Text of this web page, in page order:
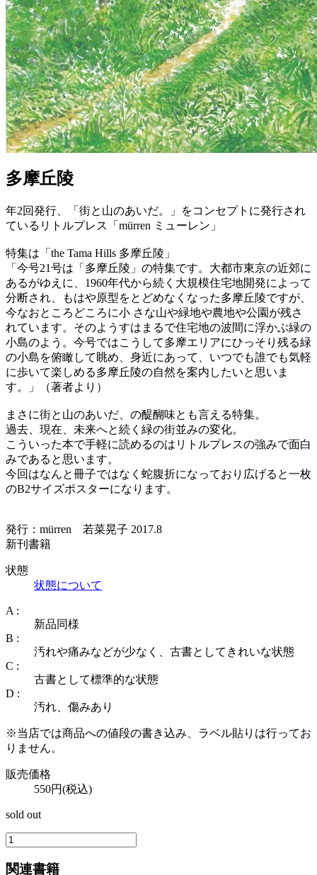
多摩丘陵
年2回発行、「街と山のあいだ。」をコンセプトに発行され
ているリトルプレス「mürren ミューレン」
特集は「the Tama Hills 多摩丘陵」
「今号21号は「多摩丘陵」の特集です。大都市東京の近郊に
あるがゆえに、1960年代から続く大規模住宅地開発によって
分断され、もはや原型をとどめなくなった多摩丘陵ですが、
今なおところどころに小 さな山や緑地や農地や公園が残さ
れています。そのようすはまるで住宅地の波間に浮かぶ緑の
小島のよう。今号ではこうして多摩エリアにひっそり残る緑
の小島を俯瞰して眺め、身近にあって、いつでも誰でも気軽
に歩いて楽しめる多摩丘陵の自然を案内したいと思いま
す。」（著者より）
まさに街と山のあいだ、の醍醐味とも言える特集。
過去、現在、未来へと続く緑の街並みの変化。
こういった本で手軽に読めるのはリトルプレスの強みで面白
みであると思います。
今回はなんと冊子ではなく蛇腹折になっており広げると一枚
のB2サイズポスターになります。
発行：mürren 若菜晃子 2017.8
新刊書籍
状態
状態について
A :
新品同様
B :
汚れや痛みなどが少なく、古書としてきれいな状態
C :
古書として標準的な状態
D :
汚れ、傷みあり
※当店では商品への値段の書き込み、ラベル貼りは行ってお
りません。
販売価格
550円(税込)
sold out
関連書籍